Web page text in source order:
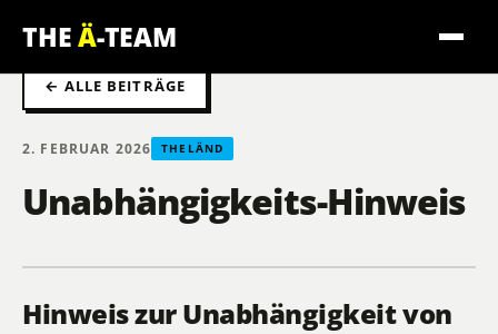
THEÄ-TEAM
← ALLE BEITRÄGE
2. FEBRUAR 2026 THELÄND
Unabhängigkeits-Hinweis
Hinweis zur Unabhängigkeit von